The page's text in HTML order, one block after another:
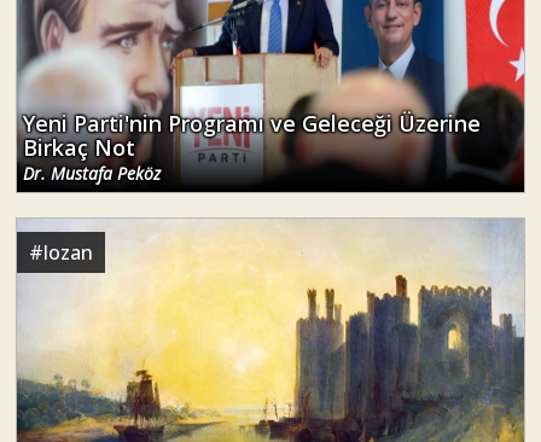
Yeni Parti'nin Programı ve Geleceği Üzerine
Birkaç Not
Dr. Mustafa Peköz
#lozan